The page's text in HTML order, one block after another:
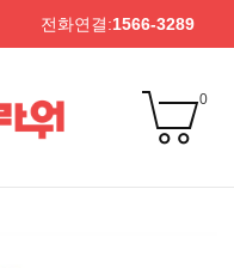
전화연결:1566-3289
0